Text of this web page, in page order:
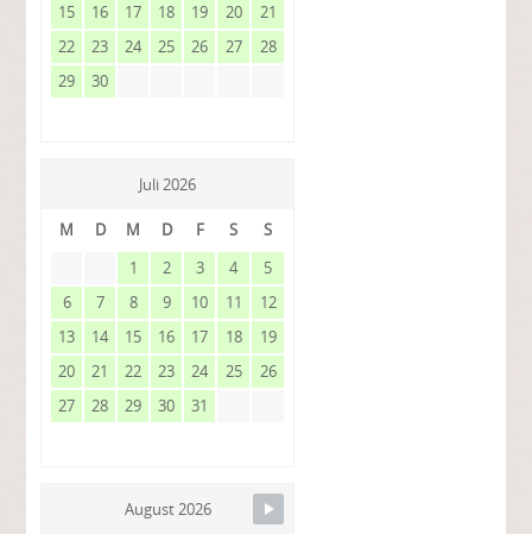
15
16 17 18 19 20
21
22
23 24 25 26 27
28
29
30
Juli 2026
M D M D F S
S
1
2 3 4
5
6
7 8 9 10 11
12
13
14 15 16 17 18
19
20
21 22 23 24 25
26
27
28 29 30 31
August 2026